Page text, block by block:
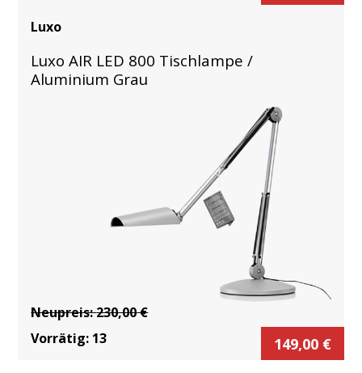
Luxo
Luxo AIR LED 800 Tischlampe /
Aluminium Grau
Neupreis:230,00€
Vorrätig: 13 149,00 €